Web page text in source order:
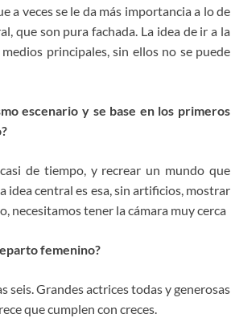
a veces se le da más importancia a lo de
que son pura fachada. La idea de ir a la
principales, sin ellos no se puede
escenario y se base en los primeros
de tiempo, y recrear un mundo que
idea central es esa, sin artificios, mostrar
necesitamos tener la cámara muy cerca
femenino?
seis. Grandes actrices todas y generosas
que cumplen con creces.